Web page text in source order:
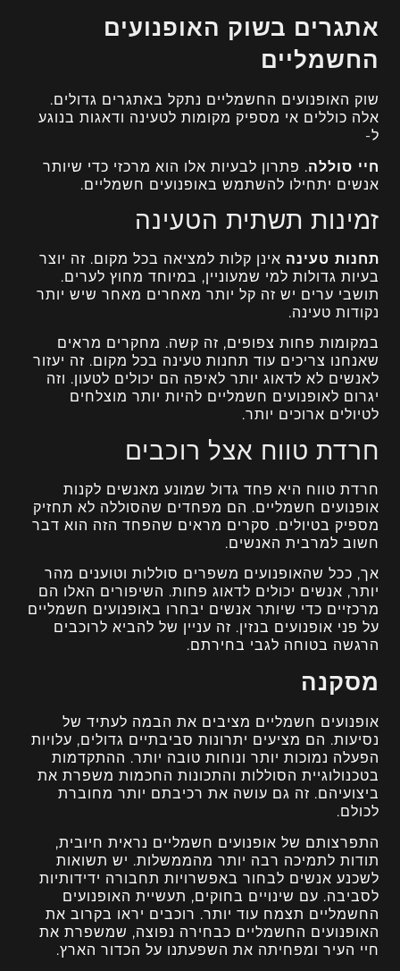
אתגרים בשוק האופנועים
החשמליים
שוק האופנועים החשמליים נתקל באתגרים גדולים.
אלה כוללים אי מספיק מקומות לטעינה ודאגות בנוגע
ל-
חיי סוללה. פתרון לבעיות אלו הוא מרכזי כדי שיותר
אנשים יתחילו להשתמש באופנועים חשמליים.
זמינות תשתית הטעינה
תחנות טעינה אינן קלות למציאה בכל מקום. זה יוצר
בעיות גדולות למי שמעוניין, במיוחד מחוץ לערים.
תושבי ערים יש זה קל יותר מאחרים מאחר שיש יותר
נקודות טעינה.
במקומות פחות צפופים, זה קשה. מחקרים מראים
שאנחנו צריכים עוד תחנות טעינה בכל מקום. זה יעזור
לאנשים לא לדאוג יותר לאיפה הם יכולים לטעון. וזה
יגרום לאופנועים חשמליים להיות יותר מוצלחים
לטיולים ארוכים יותר.
חרדת טווח אצל רוכבים
חרדת טווח היא פחד גדול שמונע מאנשים לקנות
אופנועים חשמליים. הם מפחדים שהסוללה לא תחזיק
מספיק בטיולים. סקרים מראים שהפחד הזה הוא דבר
חשוב למרבית האנשים.
אך, ככל שהאופנועים משפרים סוללות וטוענים מהר
יותר, אנשים יכולים לדאוג פחות. השיפורים האלו הם
מרכזיים כדי שיותר אנשים יבחרו באופנועים חשמליים
על פני אופנועים בנזין. זה עניין של להביא לרוכבים
הרגשה בטוחה לגבי בחירתם.
מסקנה
אופנועים חשמליים מציבים את הבמה לעתיד של
נסיעות. הם מציעים יתרונות סביבתיים גדולים, עלויות
הפעלה נמוכות יותר ונוחות טובה יותר. ההתקדמות
בטכנולוגיית הסוללות והתכונות החכמות משפרת את
ביצועיהם. זה גם עושה את רכיבתם יותר מחוברת
לכולם.
התפרצותם של אופנועים חשמליים נראית חיובית,
תודות לתמיכה רבה יותר מהממשלות. יש תשואות
לשכנע אנשים לבחור באפשרויות תחבורה ידידותיות
לסביבה. עם שינויים בחוקים, תעשיית האופנועים
החשמליים תצמח עוד יותר. רוכבים יראו בקרוב את
האופנועים החשמליים כבחירה נפוצה, שמשפרת את
חיי העיר ומפחיתה את השפעתנו על הכדור הארץ.